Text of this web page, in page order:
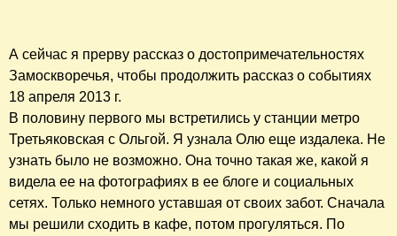
А сейчас я прерву рассказ о достопримечательностях
Замоскворечья, чтобы продолжить рассказ о событиях
18 апреля 2013 г.
В половину первого мы встретились у станции метро
Третьяковская с Ольгой. Я узнала Олю еще издалека. Не
узнать было не возможно. Она точно такая же, какой я
видела ее на фотографиях в ее блоге и социальных
сетях. Только немного уставшая от своих забот. Сначала
мы решили сходить в кафе, потом прогуляться. По